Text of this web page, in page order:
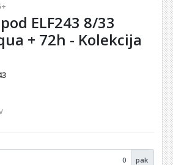
ELF243 8/33
+ 72h - Kolekcija
pak